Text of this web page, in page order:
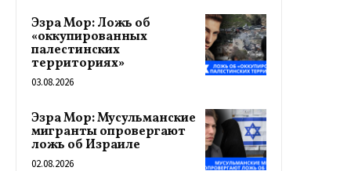
Эзра Мор: Ложь об
«оккупированных
палестинских
территориях»
03.08.2026
Эзра Мор: Мусульманские
мигранты опровергают
ложь об Израиле
02.08.2026